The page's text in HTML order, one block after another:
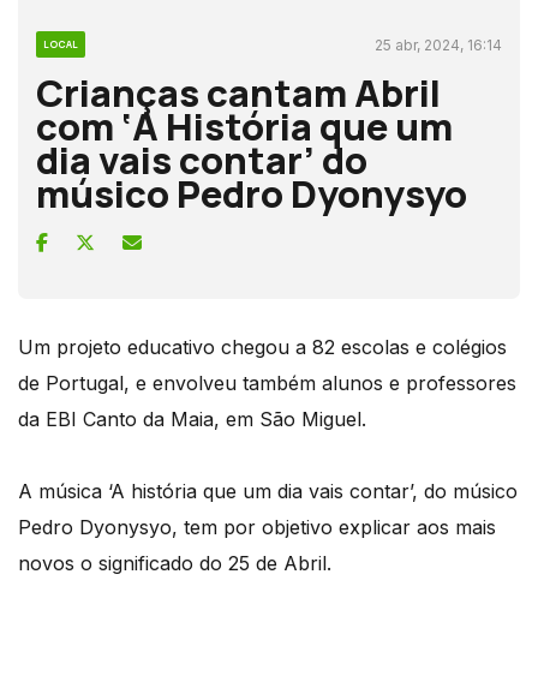
LOCAL 25 abr, 2024, 16:14
Crianças cantam Abril
com ‘A História que um
dia vais contar’ do
músico Pedro Dyonysyo
Um projeto educativo chegou a 82 escolas e colégios
de Portugal, e envolveu também alunos e professores
da EBI Canto da Maia, em São Miguel.
A música ‘A história que um dia vais contar’, do músico
Pedro Dyonysyo, tem por objetivo explicar aos mais
novos o significado do 25 de Abril.